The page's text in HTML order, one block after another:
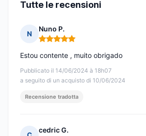
Tutte le recensioni
N
Nuno P.
Nota: 5 su 5
Pubblicato il 14/06/2024 à 18h07
a seguito di un acquisto di 10/06/2024
Estou contente , muito obrigado
Recensione tradotta
cedric G.